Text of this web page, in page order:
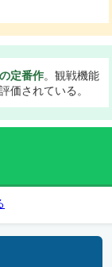
定番作。観戦機能
価されている。